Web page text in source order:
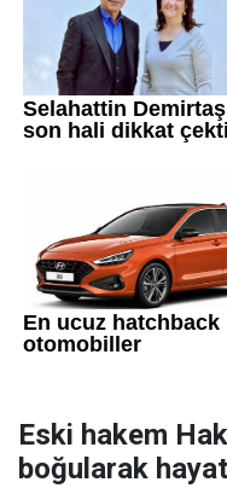
Eski hakem
boğularak